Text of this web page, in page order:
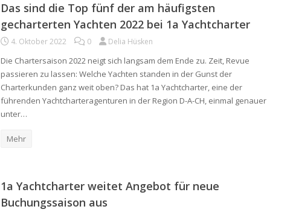
Das sind die Top fünf der am häufigsten
gecharterten Yachten 2022 bei 1a Yachtcharter
4. Oktober 2022 0 Delia Hüsken
Die Chartersaison 2022 neigt sich langsam dem Ende zu. Zeit, Revue
passieren zu lassen: Welche Yachten standen in der Gunst der
Charterkunden ganz weit oben? Das hat 1a Yachtcharter, eine der
führenden Yachtcharteragenturen in der Region D-A-CH, einmal genauer
unter…
Mehr
1a Yachtcharter weitet Angebot für neue
Buchungssaison aus